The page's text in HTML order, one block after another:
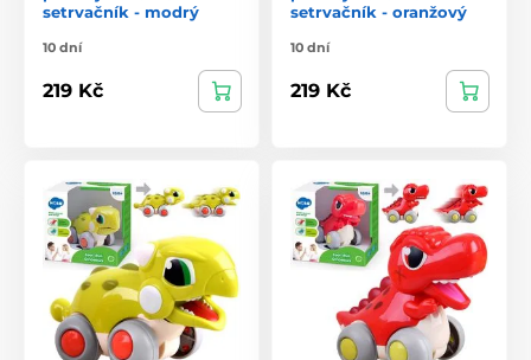
setrvačník - modrý
10 dní
219 Kč
setrvačník - oranžový
10 dní
219 Kč